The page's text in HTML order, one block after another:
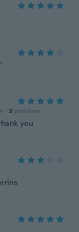
· 2 przesłane
you